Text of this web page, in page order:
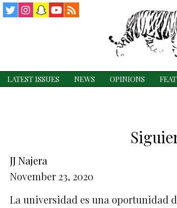
YouTube
Snapchat
Instagram
Twitter
LATEST ISSUES NEWS OPINIONS
JJ Najera
November 23, 2020
La universidad es una oportunidad